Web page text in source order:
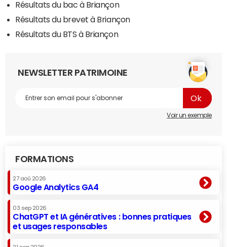
Résultats du bac à Briançon
Résultats du brevet à Briançon
Résultats du BTS à Briançon
NEWSLETTER PATRIMOINE
Voir un exemple
FORMATIONS
27 aoû 2026
Google Analytics GA4
03 sep 2026
ChatGPT et IA génératives : bonnes pratiques
et usages responsables